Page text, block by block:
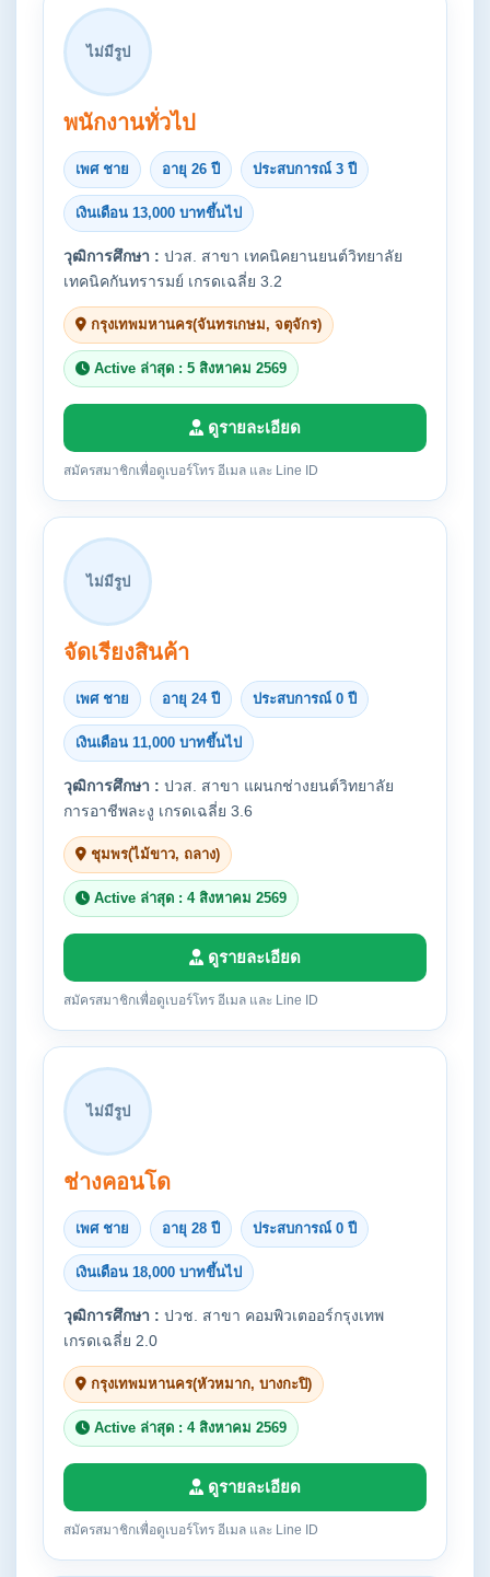
ไม่มีรูป
พนักงานทั่วไป
เพศ ชาย อายุ 26 ปี ประสบการณ์ 3 ปี
เงินเดือน 13,000 บาทขึ้นไป
วุฒิการศึกษา : ปวส. สาขา เทคนิคยานยนต์วิทยาลัย
เทคนิคกันทรารมย์ เกรดเฉลี่ย 3.2
กรุงเทพมหานคร(จันทรเกษม, จตุจักร)
Active ล่าสุด : 5 สิงหาคม 2569
ดูรายละเอียด
สมัครสมาชิกเพื่อดูเบอร์โทร อีเมล และ Line ID
ไม่มีรูป
จัดเรียงสินค้า
เพศ ชาย อายุ 24 ปี ประสบการณ์ 0 ปี
เงินเดือน 11,000 บาทขึ้นไป
วุฒิการศึกษา : ปวส. สาขา แผนกช่างยนต์วิทยาลัย
การอาชีพละงู เกรดเฉลี่ย 3.6
ชุมพร(ไม้ขาว, ถลาง)
Active ล่าสุด : 4 สิงหาคม 2569
ดูรายละเอียด
สมัครสมาชิกเพื่อดูเบอร์โทร อีเมล และ Line ID
ไม่มีรูป
ช่างคอนโด
เพศ ชาย อายุ 28 ปี ประสบการณ์ 0 ปี
เงินเดือน 18,000 บาทขึ้นไป
วุฒิการศึกษา : ปวช. สาขา คอมพิวเตออร์กรุงเทพ
เกรดเฉลี่ย 2.0
กรุงเทพมหานคร(หัวหมาก, บางกะปิ)
Active ล่าสุด : 4 สิงหาคม 2569
ดูรายละเอียด
สมัครสมาชิกเพื่อดูเบอร์โทร อีเมล และ Line ID